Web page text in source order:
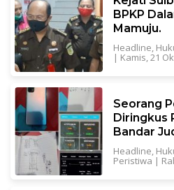
BPKP
Mamuju.
Headline,
| Kamis, 21
Seorang
Diringkus
Bandar
Headline,
Peristiwa |